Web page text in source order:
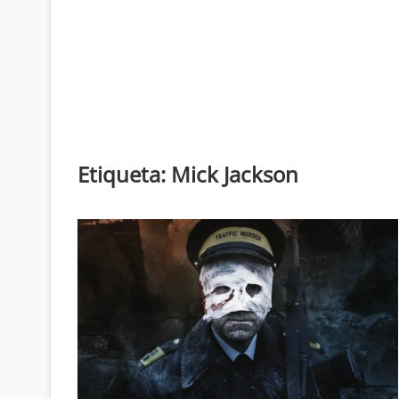
Etiqueta: Mick Jackson